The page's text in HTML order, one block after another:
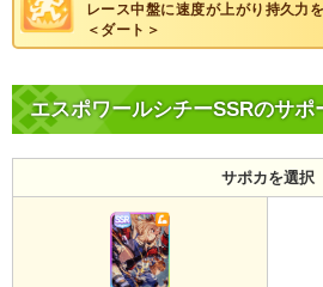
レース中盤に速度が上がり持久力
＜ダート＞
エスポワールシチーSSRのサポ
サポカを選択